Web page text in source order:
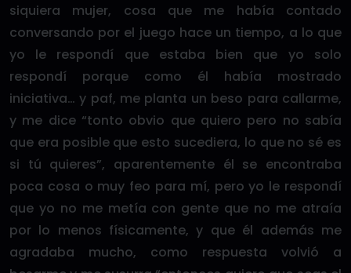
siquiera mujer, cosa que me había contado
conversando por el juego hace un tiempo, a lo que
yo le respondí que estaba bien que yo solo
respondí porque como él había mostrado
iniciativa… y paf, me planta un beso para callarme,
y me dice “tonto obvio que quiero pero no sabía
que era posible que esto sucediera, lo que no sé es
si tú quieres”, aparentemente él se encontraba
poca cosa o muy feo para mí, pero yo le respondí
que yo no me metía con gente que no me atraía
por lo menos físicamente, y que él además me
agradaba mucho, como respuesta volvió a